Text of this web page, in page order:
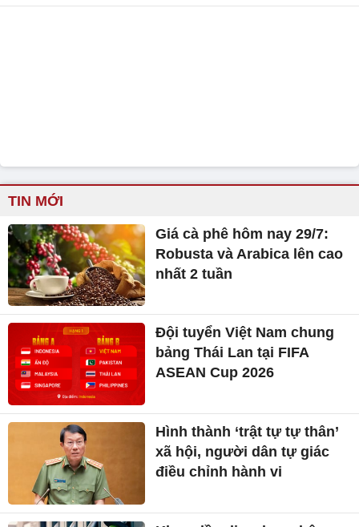
TIN MỚI
Giá cà phê hôm nay 29/7:
Robusta và Arabica lên cao
nhất 2 tuần
Đội tuyển Việt Nam chung
bảng Thái Lan tại FIFA
ASEAN Cup 2026
Hình thành ‘trật tự tự thân’
xã hội, người dân tự giác
điều chỉnh hành vi